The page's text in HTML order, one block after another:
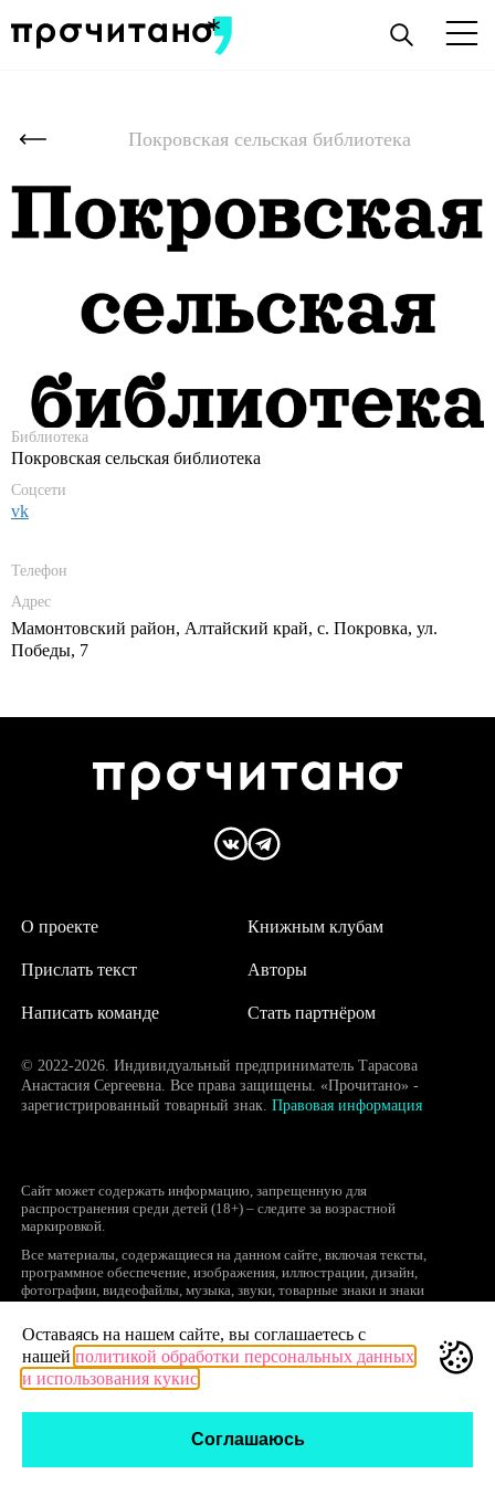
Покровская сельская библиотека
Библиотека
Покровская сельская библиотека
Соцсети
vk
Адрес
Мамонтовский район, Алтайский край, с. Покровка, ул.
Победы, 7
Телефон
О проекте
Написать команде
Авторы
Прислать текст
Книжным клубам
Стать партнёром
© 2022-2026. Индивидуальный предприниматель Тарасова
Анастасия Сергеевна. Все права защищены. «Прочитано» -
зарегистрированный товарный знак. Правовая информация
Сайт может содержать информацию, запрещенную для
распространения среди детей (18+) – следите за возрастной
маркировкой.
Все материалы, содержащиеся на данном сайте, включая тексты,
программное обеспечение, изображения, иллюстрации, дизайн,
фотографии, видеофайлы, музыка, звуки, товарные знаки и знаки
объектами интеллектуальной собственности, исключительные права на
использование которых принадлежат правообладателям.
Запрещается полное или частичное копирование и распространение (в
том числе, путем воспроизведения и размещения на других сайтах и
Оставаясь на нашем сайте, вы соглашаетесь с
нашей политикой обработки персональных данных
и использования кукис
Соглашаюсь